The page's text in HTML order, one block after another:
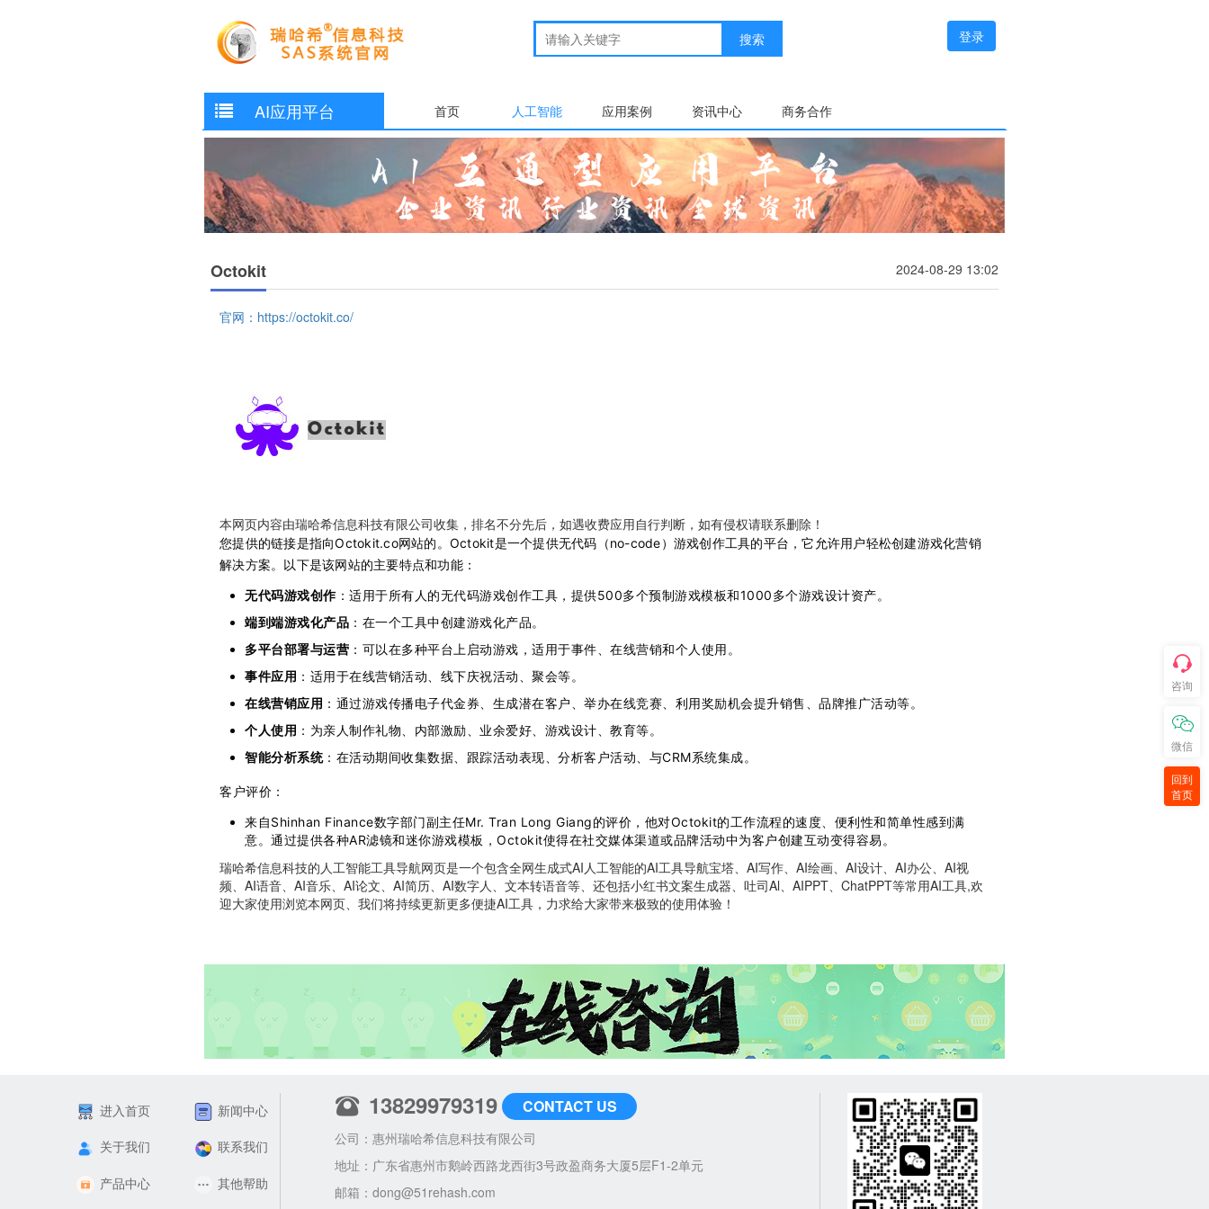
登录
AI应用平台 首页 人工智能 应用案例 资讯中心 商务合作
Octokit 2024-08-29 13:02
官网：https://octokit.co/
本网页内容由瑞哈希信息科技有限公司收集，排名不分先后，如遇收费应用自行判断，如有侵权请联系删除！
您提供的链接是指向Octokit.co网站的。Octokit是一个提供无代码（no-code）游戏创作工具的平台，它允许用户轻松创建游戏化营销
解决方案。以下是该网站的主要特点和功能：
无代码游戏创作：适用于所有人的无代码游戏创作工具，提供500多个预制游戏模板和1000多个游戏设计资产。
端到端游戏化产品 ：在一个工具中创建游戏化产品。
多平台部署与运营 ：可以在多种平台上启动游戏，适用于事件、在线营销和个人使用。
事件应用 ：适用于在线营销活动、线下庆祝活动、聚会等。
在线营销应用 ：通过游戏传播电子代金券、生成潜在客户、举办在线竞赛、利用奖励机会提升销售、品牌推广活动等。
个人使用 ：为亲人制作礼物、内部激励、业余爱好、游戏设计、教育等。
智能分析系统：在活动期间收集数据、跟踪活动表现、分析客户活动、与CRM系统集成。
客户评价：
来自Shinhan Finance数字部门副主任Mr. Tran Long Giang的评价，他对Octokit的工作流程的速度、便利性和简单性感到满
意。通过提供各种AR滤镜和迷你游戏模板，Octokit使得在社交媒体渠道或品牌活动中为客户创建互动变得容易。
瑞哈希信息科技的人工智能工具导航网页是一个包含全网生成式AI人工智能的AI工具导航宝塔、AI写作、AI绘画、AI设计、AI办公、AI视
频、AI语音、AI音乐、AI论文、AI简历、AI数字人、文本转语音等、还包括小红书文案生成器、吐司Al、AIPPT、ChatPPT等常用AI工具,欢
迎大家使用浏览本网页、我们将持续更新更多便捷AI工具，力求给大家带来极致的使用体验！
进入首页 新闻中心
关于我们 联系我们
产品中心 其他帮助
13829979319 CONTACT US
公司：惠州瑞哈希信息科技有限公司
地址：广东省惠州市鹅岭西路龙西街3号政盈商务大厦5层F1-2单元
邮箱： dong@51rehash.com
咨询
微信
回到
首页